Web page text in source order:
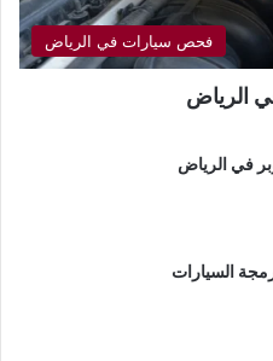
فحص سيارات في الرياض
الرياض
في الرياض
السيارات